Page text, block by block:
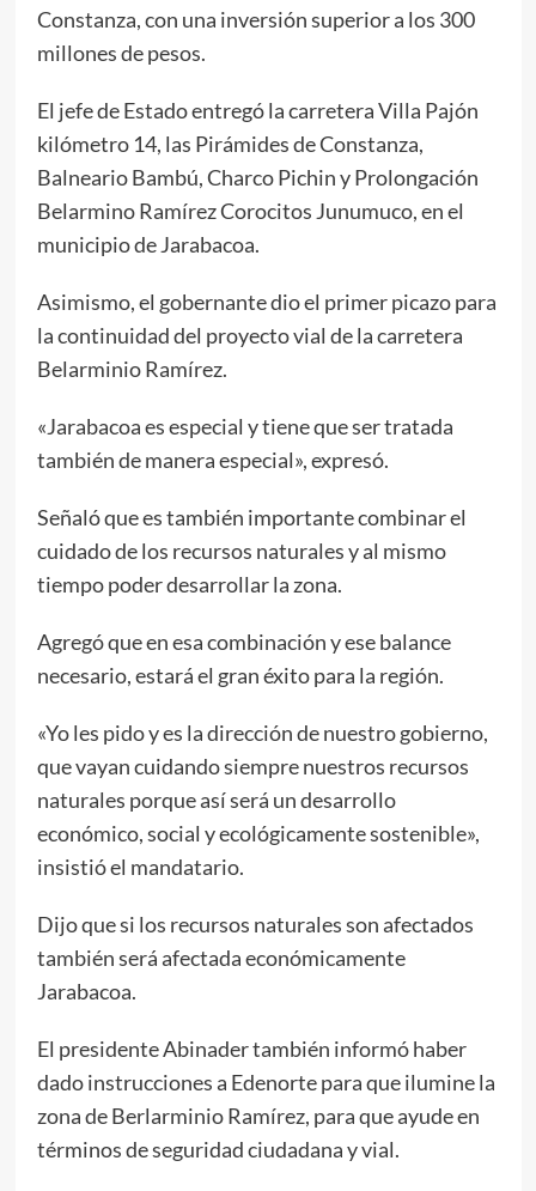
Constanza, con una inversión superior a los 300
millones de pesos.
El jefe de Estado entregó la carretera Villa Pajón
kilómetro 14, las Pirámides de Constanza,
Balneario Bambú, Charco Pichin y Prolongación
Belarmino Ramírez Corocitos Junumuco, en el
municipio de Jarabacoa.
Asimismo, el gobernante dio el primer picazo para
la continuidad del proyecto vial de la carretera
Belarminio Ramírez.
«Jarabacoa es especial y tiene que ser tratada
también de manera especial», expresó.
Señaló que es también importante combinar el
cuidado de los recursos naturales y al mismo
tiempo poder desarrollar la zona.
Agregó que en esa combinación y ese balance
necesario, estará el gran éxito para la región.
«Yo les pido y es la dirección de nuestro gobierno,
que vayan cuidando siempre nuestros recursos
naturales porque así será un desarrollo
económico, social y ecológicamente sostenible»,
insistió el mandatario.
Dijo que si los recursos naturales son afectados
también será afectada económicamente
Jarabacoa.
El presidente Abinader también informó haber
dado instrucciones a Edenorte para que ilumine la
zona de Berlarminio Ramírez, para que ayude en
términos de seguridad ciudadana y vial.